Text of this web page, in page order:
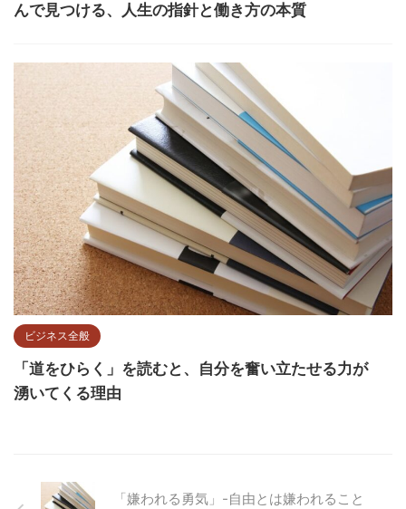
んで見つける、人生の指針と働き方の本質
ビジネス全般
「道をひらく」を読むと、自分を奮い立たせる力が
湧いてくる理由
「嫌われる勇気」-自由とは嫌われること